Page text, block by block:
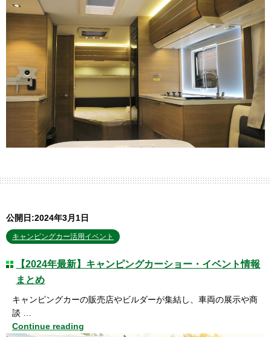
公開日:2024年3月1日
キャンピングカー活用イベント
【2024年最新】キャンピングカーショー・イベント情報
まとめ
キャンピングカーの販売店やビルダーが集結し、車両の展示や商
談 …
Continue reading